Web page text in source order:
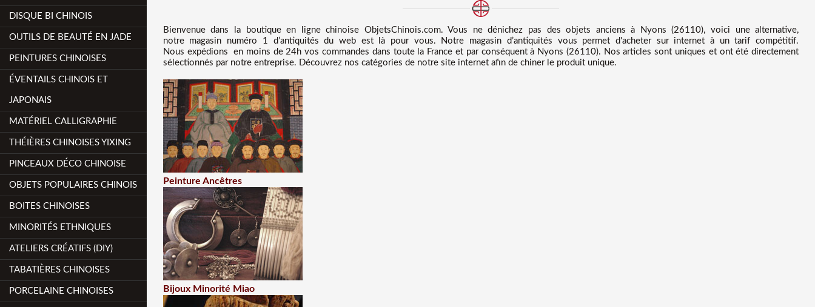
DISQUE BI CHINOIS
OUTILS DE BEAUTÉ EN JADE
PEINTURES CHINOISES
ÉVENTAILS CHINOIS ET
JAPONAIS
MATÉRIEL CALLIGRAPHIE
THÉIÈRES CHINOISES YIXING
PINCEAUX DÉCO CHINOISE
OBJETS POPULAIRES CHINOIS
BOITES CHINOISES
MINORITÉS ETHNIQUES
ATELIERS CRÉATIFS (DIY)
TABATIÈRES CHINOISES
PORCELAINE CHINOISES
Bienvenue dans la boutique en ligne chinoise ObjetsChinois.com. Vous ne dénichez pas desobjets anciens à Nyons (26110), voici une alternative,
notre magasin numéro 1 d’antiquités du web est là pour vous. Notre magasin d’antiquités vous permet d'acheter sur internet à un tarif compétitif.
Nous expédions en moins de 24h vos commandes dans toute la France et par conséquent à Nyons (26110). Nos articles sont uniques et ont été directement
sélectionnés par notre entreprise. Découvrez nos catégories de notre site internet afin de chiner le produit unique.
Peinture Ancêtres
Bijoux Minorité Miao